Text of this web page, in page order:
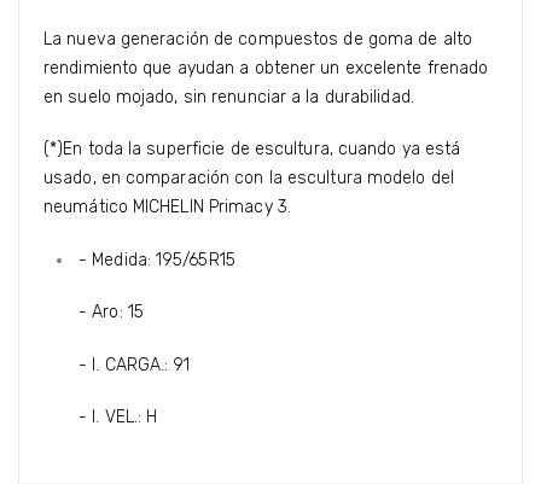
La nueva generación de compuestos de goma de alto
rendimiento que ayudan a obtener un excelente frenado
en suelo mojado, sin renunciar a la durabilidad.
(*)En toda la superficie de escultura, cuando ya está
usado, en comparación con la escultura modelo del
neumático MICHELIN Primacy 3.
- Medida: 195/65R15
- Aro: 15
- I. CARGA.: 91
- I. VEL.: H